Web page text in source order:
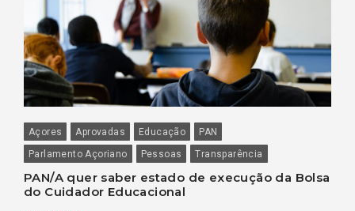
Açores Aprovadas Educação
PAN
Parlamento Açoriano
Pessoas Transparência
PAN/A quer saber estado de execução da Bolsa
do Cuidador Educacional